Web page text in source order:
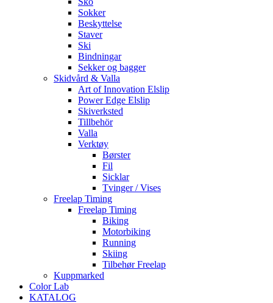
Sokker
Beskyttelse
Staver
Ski
Bindningar
Sekker og bagger
Skidvård & Valla
Art of Innovation Elslip
Power Edge Elslip
Skiverksted
Tillbehör
Valla
Verktøy
Børster
Fil
Sicklar
Tvinger / Vises
Freelap Timing
Freelap Timing
Biking
Motorbiking
Running
Skiing
Tilbehør Freelap
Kuppmarked
Color Lab
KATALOG